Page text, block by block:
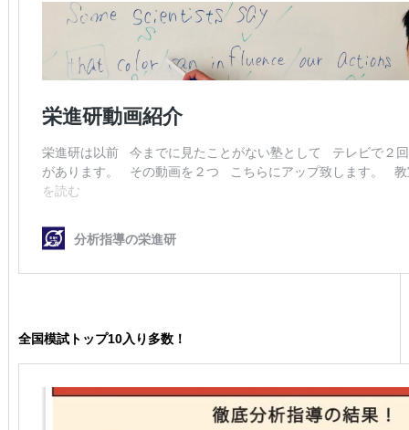
全国模試トップ10入り多数！